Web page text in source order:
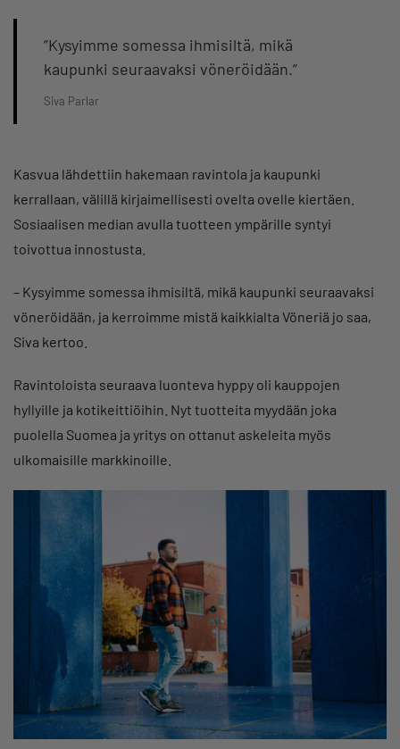
”Kysyimme somessa ihmisiltä, mikä
kaupunki seuraavaksi vöneröidään.”
Siva Parlar
Kasvua lähdettiin hakemaan ravintola ja kaupunki
kerrallaan, välillä kirjaimellisesti ovelta ovelle kiertäen.
Sosiaalisen median avulla tuotteen ympärille syntyi
toivottua innostusta.
– Kysyimme somessa ihmisiltä, mikä kaupunki seuraavaksi
vöneröidään, ja kerroimme mistä kaikkialta Vöneriä jo saa,
Siva kertoo.
Ravintoloista seuraava luonteva hyppy oli kauppojen
hyllyille ja kotikeittiöihin. Nyt tuotteita myydään joka
puolella Suomea ja yritys on ottanut askeleita myös
ulkomaisille markkinoille.